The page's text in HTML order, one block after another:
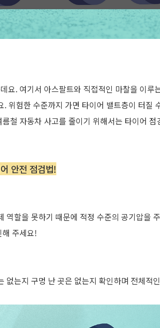
요. 여기서 아스팔트와 직접적인 마찰을 이루
. 위험한 수준까지 가면 타이어 밸트층이 터질
름철 자동차 사고를 줄이기 위해서는 타이어 점
안전 점검법!
할을 못하기 때문에 적정 수준의 공기압을
주세요!
없는지 구멍 난 곳은 없는지 확인하며 전체적